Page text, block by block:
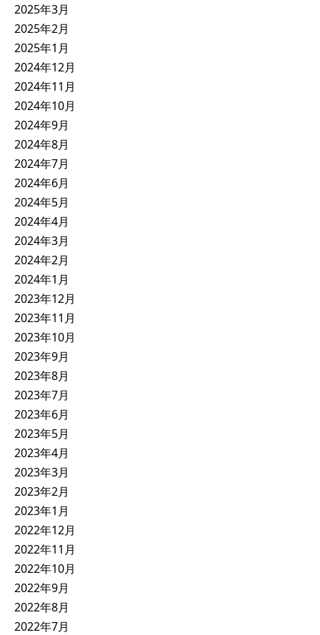
2025年3月
2025年2月
2025年1月
2024年12月
2024年11月
2024年10月
2024年9月
2024年8月
2024年7月
2024年6月
2024年5月
2024年4月
2024年3月
2024年2月
2024年1月
2023年12月
2023年11月
2023年10月
2023年9月
2023年8月
2023年7月
2023年6月
2023年5月
2023年4月
2023年3月
2023年2月
2023年1月
2022年12月
2022年11月
2022年10月
2022年9月
2022年8月
2022年7月